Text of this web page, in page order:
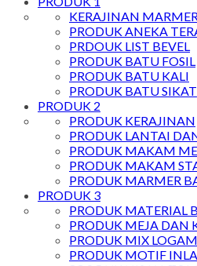
KERAJINAN
PRODUK ANEKA
PRDOUK LIST BEVEL
PRODUK BATU FOSIL
PRODUK BATU KALI
PRODUK BATU SIKAT
PRODUK 2
PRODUK KERAJINAN
PRODUK LANTAI
PRODUK MAKAM
PRODUK MAKAM
PRODUK MARMER
PRODUK 3
PRODUK MATERIAL
PRODUK MEJA DAN
PRODUK MIX LOGAM
PRODUK MOTIF